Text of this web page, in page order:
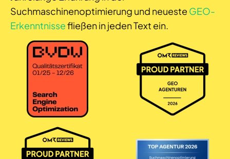
Suchmaschinenoptimierung und neueste GEO-
Erkenntnissefließen in jeden Text ein.